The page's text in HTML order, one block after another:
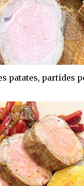
patates, partides